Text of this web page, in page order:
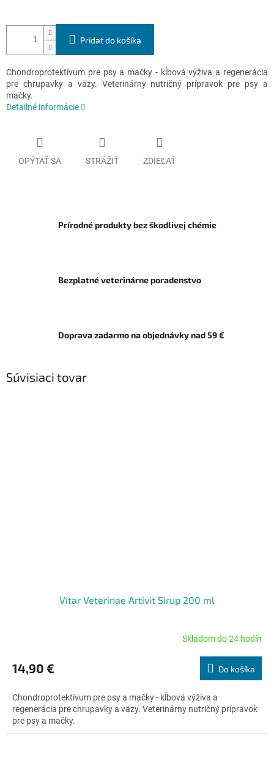
Pridať do košíka
Chondroprotektívum pre psy a mačky - kĺbová výživa a regenerácia
pre chrupavky a väzy. Veterinárny nutričný prípravok pre psy a
mačky.
Detailné informácie
OPÝTAŤ SA STRÁŽIŤ ZDIEĽAŤ
Prírodné produkty bez škodlivej chémie
Bezplatné veterinárne poradenstvo
Doprava zadarmo na objednávky nad 59 €
Súvisiaci tovar
Vitar Veterinae Artivit Sirup 200 ml
produktu
je
z
5
hviezdičiek.
Skladom do 24 hodín
14,90 € Do košíka
Chondroprotektívum pre psy a mačky - kĺbová výživa a
regenerácia pre chrupavky a väzy. Veterinárny nutričný prípravok
pre psy a mačky.